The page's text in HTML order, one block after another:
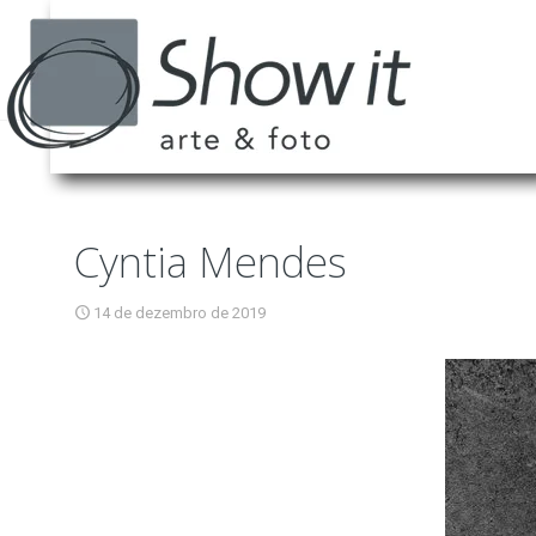
Cyntia Mendes
14 de dezembro de 2019